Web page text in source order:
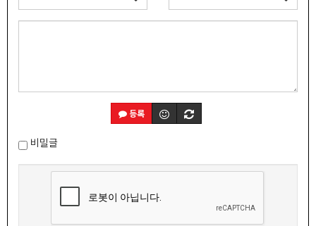
등록
비밀글